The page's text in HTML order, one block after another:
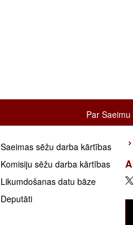
Par Saeimu
Saeimas sēžu darba kārtības
Komisiju sēžu darba kārtības
Likumdošanas datu bāze
Deputāti